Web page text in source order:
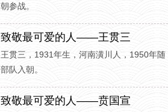
朝参战。
致敬最可爱的人——王贯三
王贯三，1931年生，河南潢川人，1950年随
部队入朝。
致敬最可爱的人——贲国宣